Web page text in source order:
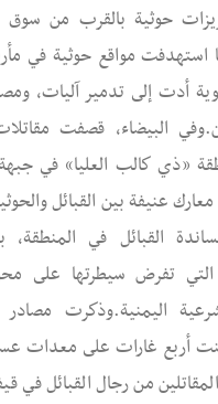
حوثية بالقرب من سوق
استهدفت مواقع حوثية في
غارة جوية أدت إلى تدمير آليات،
البيضاء، قصفت
«ذي كالب العليا» في
عنيفة بين القبائل
القبائل في
تفرض سيطرتها على
اليمنية.وذكرت
أربع غارات على معدات
من رجال القبائل في